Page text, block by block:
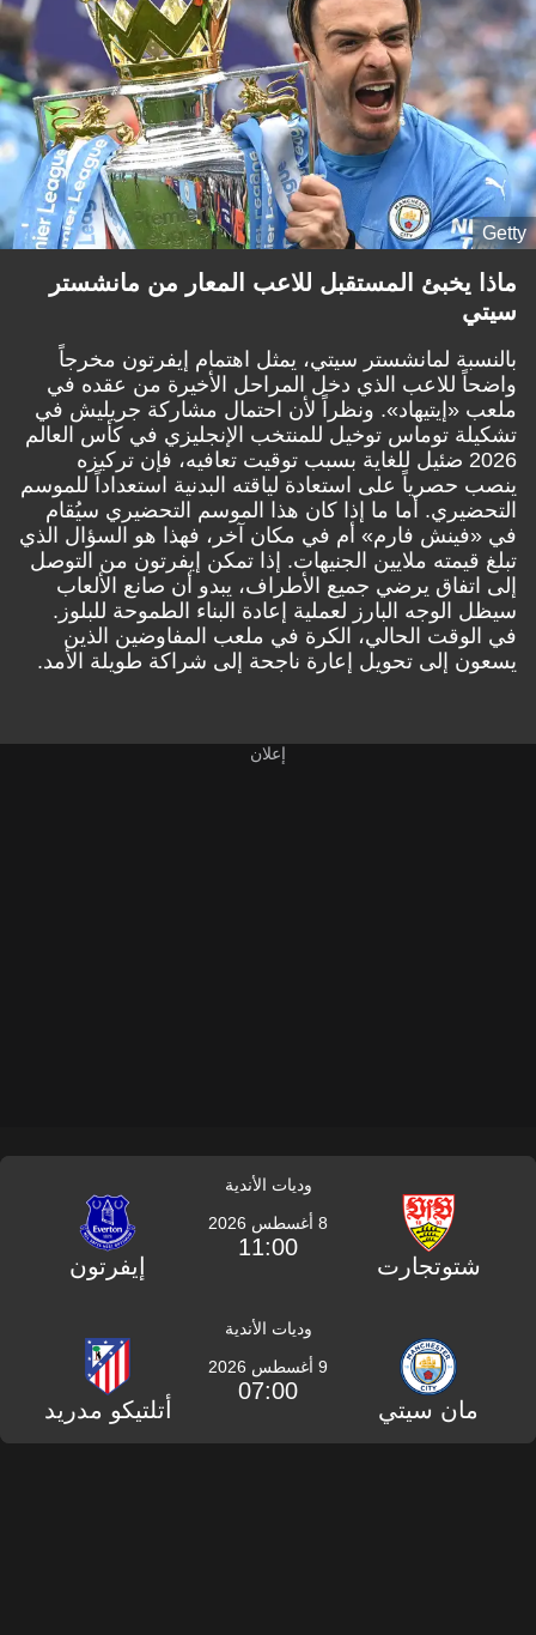
Getty
ماذا يخبئ المستقبل للاعب المعار من مانشستر
سيتي
بالنسبة لمانشستر سيتي، يمثل اهتمام إيفرتون مخرجاً
واضحاً للاعب الذي دخل المراحل الأخيرة من عقده في
ملعب «إيتيهاد». ونظراً لأن احتمال مشاركة جريليش في
تشكيلة توماس توخيل للمنتخب الإنجليزي في كأس العالم
2026 ضئيل للغاية بسبب توقيت تعافيه، فإن تركيزه
ينصب حصرياً على استعادة لياقته البدنية استعداداً للموسم
التحضيري. أما ما إذا كان هذا الموسم التحضيري سيُقام
في «فينش فارم» أم في مكان آخر، فهذا هو السؤال الذي
تبلغ قيمته ملايين الجنيهات. إذا تمكن إيفرتون من التوصل
إلى اتفاق يرضي جميع الأطراف، يبدو أن صانع الألعاب
سيظل الوجه البارز لعملية إعادة البناء الطموحة للبلوز.
في الوقت الحالي، الكرة في ملعب المفاوضين الذين
يسعون إلى تحويل إعارة ناجحة إلى شراكة طويلة الأمد.
وديات الأندية
شتوتجارت
8 أغسطس 2026
11:00
إيفرتون
وديات الأندية
مان سيتي
9 أغسطس 2026
07:00
أتلتيكو مدريد